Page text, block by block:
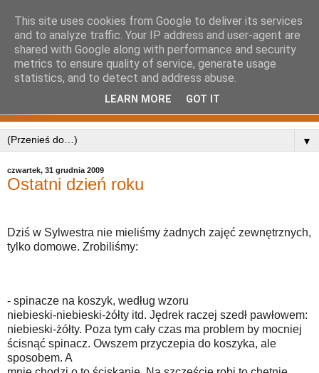
▼
czwartek, 31 grudnia 2009
Ostatni dzień roku
Dziś w Sylwestra nie mieliśmy żadnych zajęć zewnętrznych,
tylko domowe. Zrobiliśmy:
- spinacze na koszyk, według wzoru
niebieski-niebieski-żółty itd. Jędrek raczej szedł pawłowem:
niebieski-żółty. Poza tym cały czas ma problem by mocniej
ścisnąć spinacz. Owszem przyczepia do koszyka, ale
sposobem. A
This site uses cookies from Google to deliver its services
and to analyze traffic. Your IP address and user-agent are
shared with Google along with performance and security
metrics to ensure quality of service, generate usage
statistics, and to detect and address abuse.
LEARN MORE GOT IT